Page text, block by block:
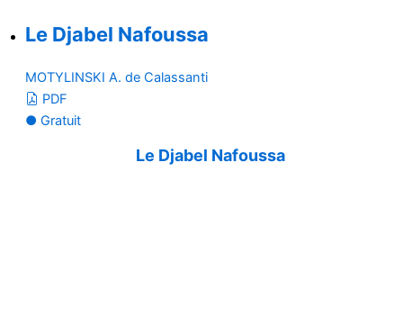
Le Djabel Nafoussa
MOTYLINSKI A. de Calassanti
PDF
● Gratuit
Le Djabel Nafoussa